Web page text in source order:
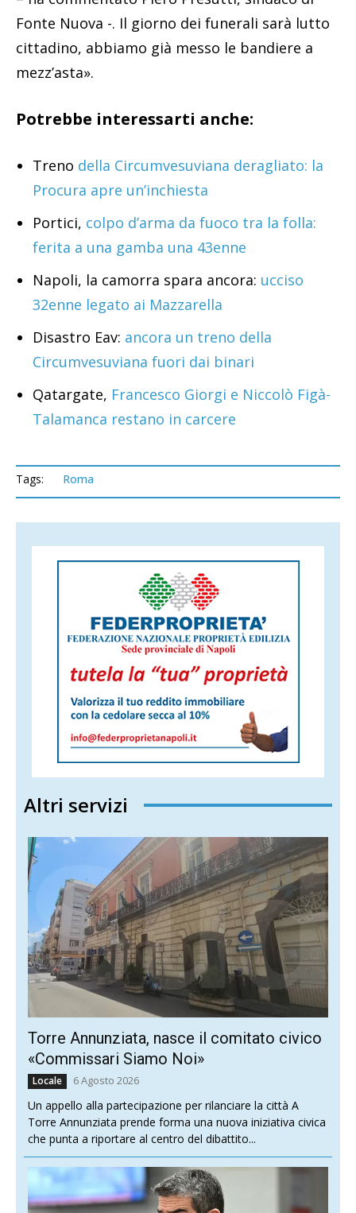
Fonte Nuova -. Il giorno dei funerali sarà lutto
cittadino, abbiamo già messo le bandiere a
mezz’asta».
Potrebbe interessarti anche:
Treno della Circumvesuviana deragliato: la
Procura apre un’inchiesta
Portici, colpo d’arma da fuoco tra la folla:
ferita a una gamba una 43enne
Napoli, la camorra spara ancora: ucciso
32enne legato ai Mazzarella
Disastro Eav: ancora un treno della
Circumvesuviana fuori dai binari
Qatargate, Francesco Giorgi e Niccolò Figà-
Talamanca restano in carcere
Tags: Roma
Altri servizi
Torre Annunziata, nasce il comitato civico
«Commissari Siamo Noi»
Locale 6 Agosto 2026
Un appello alla partecipazione per rilanciare la città A
Torre Annunziata prende forma una nuova iniziativa civica
che punta a riportare al centro del dibattito...